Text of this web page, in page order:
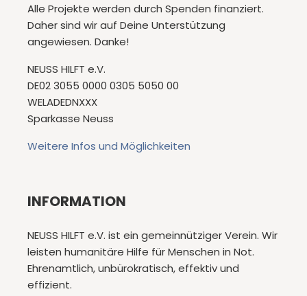
Alle Projekte werden durch Spenden finanziert.
Daher sind wir auf Deine Unterstützung
angewiesen. Danke!
NEUSS HILFT e.V.
DE02 3055 0000 0305 5050 00
WELADEDNXXX
Sparkasse Neuss
Weitere Infos und Möglichkeiten
INFORMATION
NEUSS HILFT e.V. ist ein gemeinnütziger Verein. Wir
leisten humanitäre Hilfe für Menschen in Not.
Ehrenamtlich, unbürokratisch, effektiv und
effizient.